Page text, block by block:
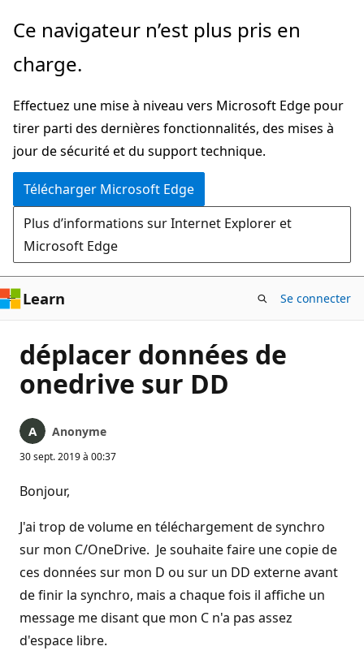
Passer
directement
au
principal
Ce navigateur n’est plus pris en
charge.
Effectuez une mise à niveau vers Microsoft Edge pour
tirer parti des dernières fonctionnalités, des mises à
jour de sécurité et du support technique.
Télécharger Microsoft Edge
Plus d’informations sur Internet Explorer et
Microsoft Edge
Learn Se connecter
déplacer données de
onedrive sur DD
Anonyme
30 sept. 2019 à 00:37
Bonjour,
J'ai trop de volume en téléchargement de synchro
sur mon C/OneDrive. Je souhaite faire une copie de
ces données sur mon D ou sur un DD externe avant
de finir la synchro, mais a chaque fois il affiche un
message me disant que mon C n'a pas assez
d'espace libre.